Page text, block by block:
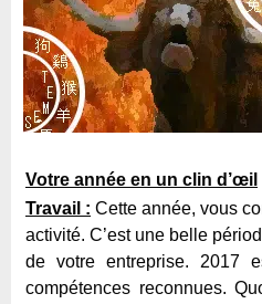
Votre année en un clin d’œil
Travail : Cette année, vous
activité. C’est une belle
de votre entreprise. 2017
compétences reconnues.